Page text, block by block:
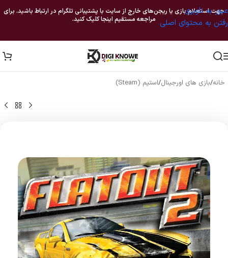
عبور به ناوبری
رفتن به محتوای اصلی
جهت استعلام بازی یا ریجن‌های خارج از سایت با پشتیبانی تلگرام در ارتباط باشید. برای
مراجعه مستقیم اینجا کلیک کنید.
خانه/بازی های اورجینال/استیم (Steam)